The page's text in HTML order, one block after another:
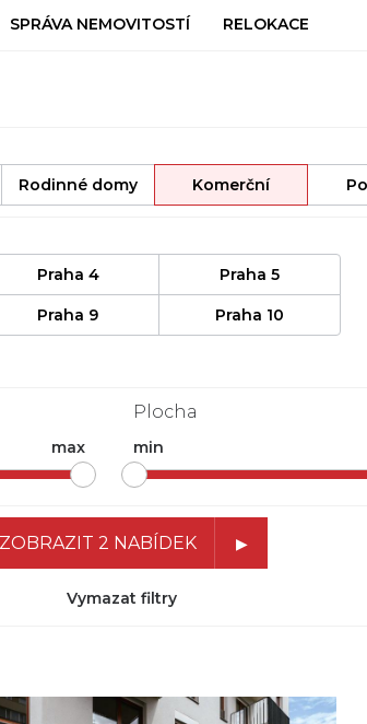
SPRÁVA NEMOVITOSTÍ RELOKACE
Rodinné domy Komerční
Praha 4 Praha 5
Praha 9 Praha 10
max
Plocha
min
ZOBRAZIT 2 NABÍDEK
Vymazat filtry